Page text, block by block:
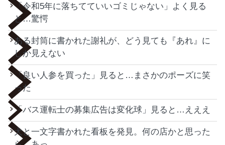
「令和5年に落ちてていいゴミじゃない」よく見る
と…驚愕
ある封筒に書かれた謝礼が、どう見ても『あれ』に
しか見えない
「良い人参を買った」見ると…まさかのポーズに笑
った
「バス運転士の募集広告は変化球」見ると…えええ
犬と一文字書かれた看板を発見。何の店かと思った